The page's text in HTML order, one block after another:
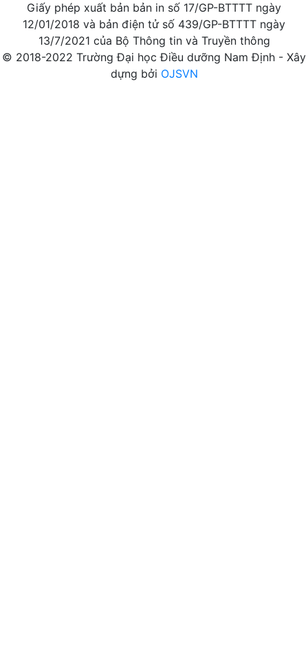
Giấy phép xuất bản bản in số 17/GP-BTTTT ngày
12/01/2018 và bản điện tử số 439/GP-BTTTT ngày
13/7/2021 của Bộ Thông tin và Truyền thông
© 2018-2022 Trường Đại học Điều dưỡng Nam Định - Xây
dựng bởi OJSVN